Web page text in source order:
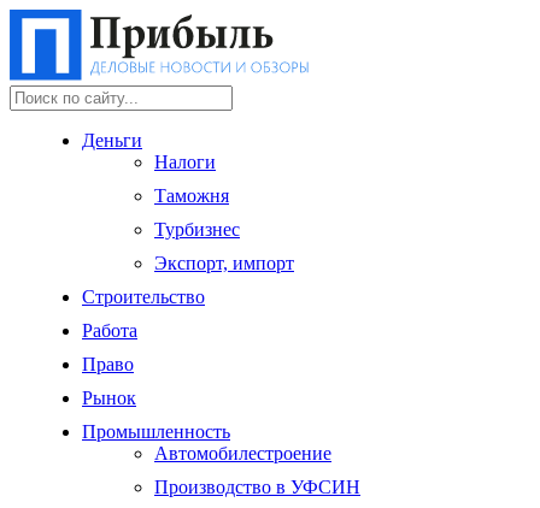
Деньги
Налоги
Таможня
Турбизнес
Экспорт, импорт
Строительство
Работа
Право
Рынок
Промышленность
Автомобилестроение
Производство в УФСИН